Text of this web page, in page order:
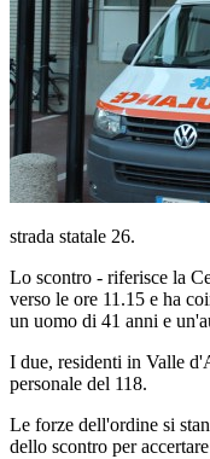
strada statale 26.
Lo scontro - riferisce la
verso le ore 11.15 e ha
un uomo di 41 anni e
I due, residenti in Valle
personale del 118.
Le forze dell'ordine si
dello scontro per